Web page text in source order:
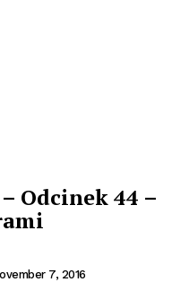
Odcinek 44 –
7, 2016